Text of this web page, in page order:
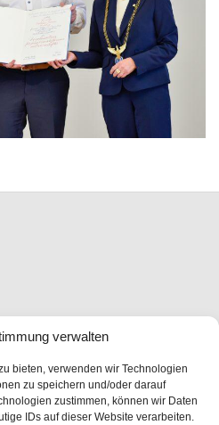
verwalten
bieten, verwenden wir Technologien
zu speichern und/oder darauf
zustimmen, können wir Daten
IDs auf dieser Website verarbeiten.
e. V.